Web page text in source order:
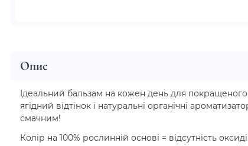
Опис
Ідеальний бальзам на кожен день для
ягідний відтінок і натуральні органічні
смачним!
Колір на 100% рослинній основі = відсутність